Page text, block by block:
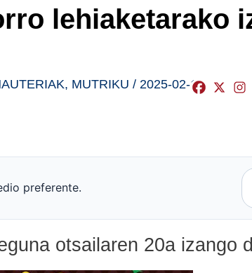
lehiaketarako
, MUTRIKU / 2025-02-17
preferente.
otsailaren 20a izango